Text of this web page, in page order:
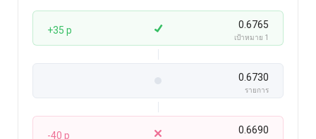
+35 p 0.6765
เป้าหมาย 1
0.6730
รายการ
-40 p 0.6690